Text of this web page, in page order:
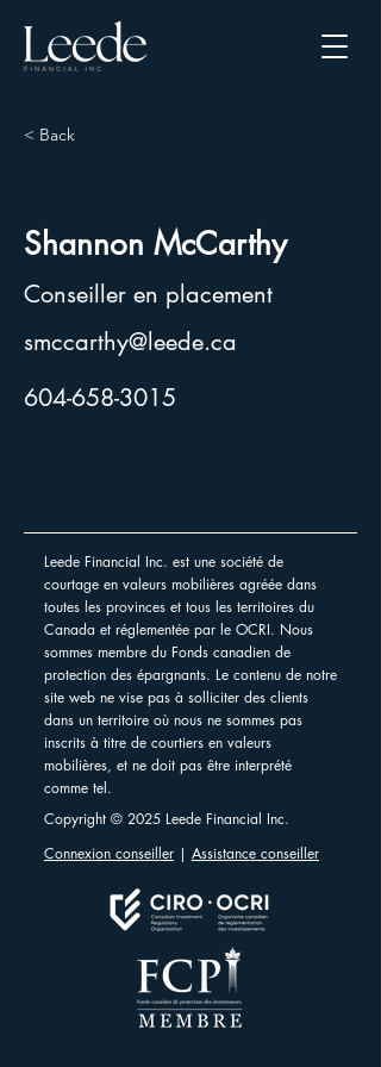
< Back
Shannon McCarthy
Conseiller en placement
smccarthy@leede.ca
604-658-3015
Leede Financial Inc. est une société de
courtage en valeurs mobilières agréée dans
toutes les provinces et tous les territoires du
Canada et réglementée par le OCRI. Nous
sommes membre du Fonds canadien de
protection des épargnants. Le contenu de notre
site web ne vise pas à solliciter des clients
dans un territoire où nous ne sommes pas
inscrits à titre de courtiers en valeurs
mobilières, et ne doit pas être interprété
comme tel.
Copyright © 2025 Leede Financial Inc.
Connexion conseiller | Assistance conseiller